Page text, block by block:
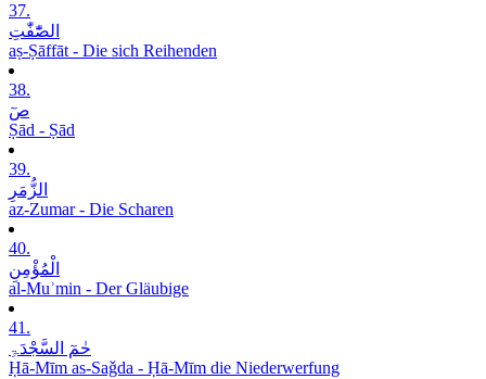
37.
الصّٰٓفّٰتِ
aṣ-Ṣāffāt - Die sich Reihenden
38.
صٓ
Ṣād - Ṣād
39.
الزُّمَرِ
az-Zumar - Die Scharen
40.
الْمُؤْمِنِ
al-Muʾmin - Der Gläubige
41.
حٰمٓ السَّجْدَۃِ
Ḥā-Mīm as-Saǧda - Ḥā-Mīm die Niederwerfung